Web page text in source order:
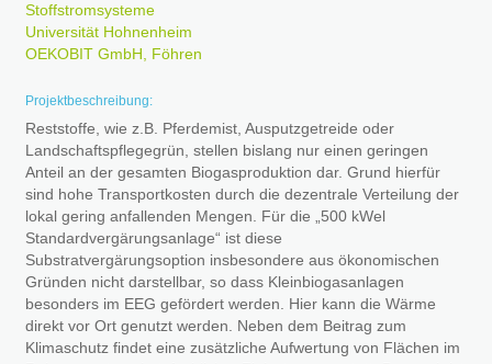
Stoffstromsysteme
Universität Hohnenheim
OEKOBIT GmbH, Föhren
Projektbeschreibung:
Reststoffe, wie z.B. Pferdemist, Ausputzgetreide oder
Landschaftspflegegrün, stellen bislang nur einen geringen
Anteil an der gesamten Biogasproduktion dar. Grund hierfür
sind hohe Transportkosten durch die dezentrale Verteilung der
lokal gering anfallenden Mengen. Für die „500 kWel
Standardvergärungsanlage“ ist diese
Substratvergärungsoption insbesondere aus ökonomischen
Gründen nicht darstellbar, so dass Kleinbiogasanlagen
besonders im EEG gefördert werden. Hier kann die Wärme
direkt vor Ort genutzt werden. Neben dem Beitrag zum
Klimaschutz findet eine zusätzliche Aufwertung von Flächen im